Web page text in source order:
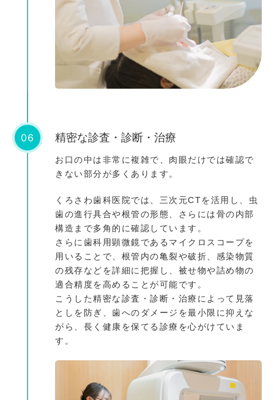
06 精密な診査・診断・治療
お口の中は非常に複雑で、肉眼だけでは確認で
きない部分が多くあります。
くろさわ歯科医院では、三次元CTを活用し、虫
歯の進行具合や根管の形態、さらには骨の内部
構造まで多角的に確認しています。
さらに歯科用顕微鏡であるマイクロスコープを
用いることで、根管内の亀裂や破折、感染物質
の残存などを詳細に把握し、被せ物や詰め物の
適合精度を高めることが可能です。
こうした精密な診査・診断・治療によって見落
としを防ぎ、歯へのダメージを最小限に抑えな
がら、長く健康を保てる診療を心がけていま
す。